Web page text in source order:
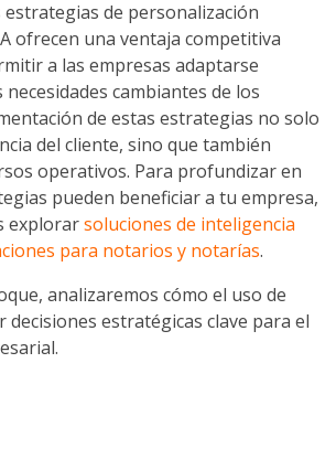
estrategias de personalización
ofrecen una ventaja competitiva
a las empresas adaptarse
cambiantes de los
de estas estrategias no solo
del cliente, sino que también
operativos. Para profundizar en
pueden beneficiar a tu empresa,
explorarsoluciones de inteligencia
para notarios y notarías.
analizaremos cómo el uso de
decisiones estratégicas clave para el